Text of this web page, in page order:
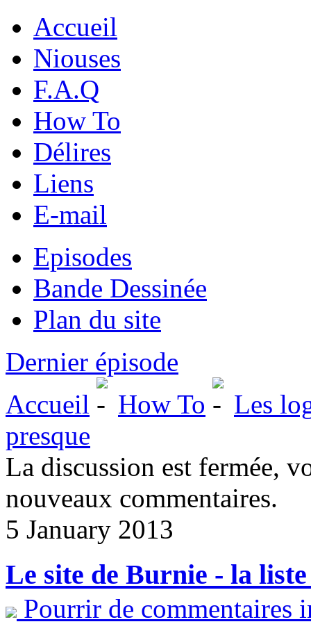
Accueil
Niouses
F.A.Q
How To
Délires
Liens
E-mail
Episodes
Bande Dessinée
Plan du site
Dernier épisode
Accueil
How To
Les
presque
La discussion est fermée,
nouveaux commentaires.
5 January 2013
Le site de Burnie - la
Pourrir de commentaires